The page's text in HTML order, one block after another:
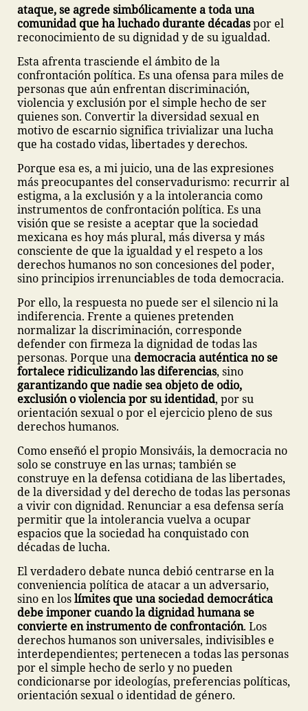
ataque, se agrede simbólicamente a toda una
comunidad que ha luchado durante décadaspor el
reconocimiento de su dignidad y de su igualdad.
Esta afrenta trasciende el ámbito de la
confrontación política. Es una ofensa para miles de
personas que aún enfrentan discriminación,
violencia y exclusión por el simple hecho de ser
quienes son. Convertir la diversidad sexual en
motivo de escarnio significa trivializar una lucha
que ha costado vidas, libertades y derechos.
Porque esa es, a mi juicio, una de las expresiones
más preocupantes del conservadurismo: recurrir al
estigma, a la exclusión y a la intolerancia como
instrumentos de confrontación política. Es una
visión que se resiste a aceptar que la sociedad
mexicana es hoy más plural, más diversa y más
consciente de que la igualdad y el respeto a los
derechos humanos no son concesiones del poder,
sino principios irrenunciables de toda democracia.
Por ello, la respuesta no puede ser el silencio ni la
indiferencia. Frente a quienes pretenden
normalizar la discriminación, corresponde
defender con firmeza la dignidad de todas las
personas. Porque una democracia auténtica no se
fortalece ridiculizando las diferencias, sino
garantizando que nadie sea objeto de odio,
exclusión o violencia por su identidad, por su
orientación sexual o por el ejercicio pleno de sus
derechos humanos.
Como enseñó el propio Monsiváis, la democracia no
solo se construye en las urnas; también se
construye en la defensa cotidiana de las libertades,
de la diversidad y del derecho de todas las personas
a vivir con dignidad. Renunciar a esa defensa sería
permitir que la intolerancia vuelva a ocupar
espacios que la sociedad ha conquistado con
décadas de lucha.
El verdadero debate nunca debió centrarse en la
conveniencia política de atacar a un adversario,
sino en loslímites que una sociedad democrática
debe imponer cuando la dignidad humana se
convierte en instrumento de confrontación. Los
derechos humanos son universales, indivisibles e
interdependientes; pertenecen a todas las personas
por el simple hecho de serlo y no pueden
condicionarse por ideologías, preferencias políticas,
orientación sexual o identidad de género.